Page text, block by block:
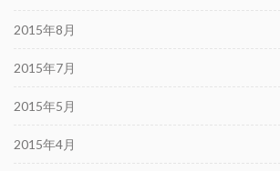
2015年8月
2015年7月
2015年5月
2015年4月